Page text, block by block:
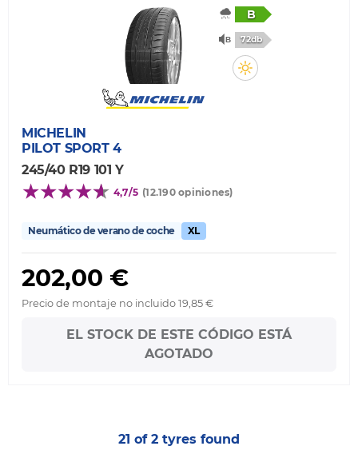
B
72db
MICHELIN
PILOT SPORT 4
245/40 R19 101 Y
4,7/5 (12.190 opiniones)
Neumático de verano de coche XL
202,00 €
Precio de montaje no incluido 19,85 €
EL STOCK DE ESTE CÓDIGO ESTÁ
AGOTADO
21 of 2 tyres found